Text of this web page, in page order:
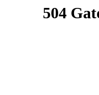
504